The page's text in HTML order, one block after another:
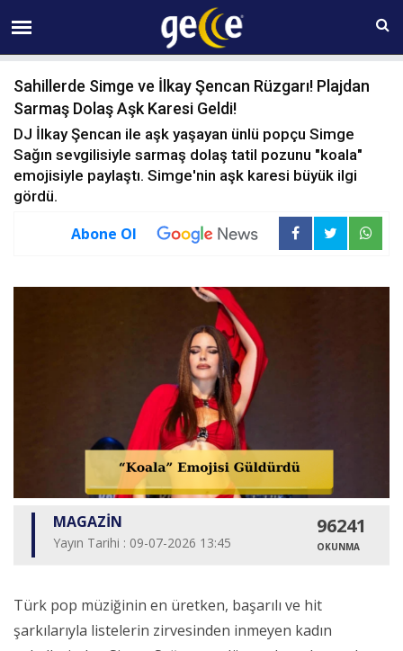
06 AĞUSTOS Perşembe 05:24
Sahillerde Simge ve İlkay Şencan Rüzgarı! Plajdan
Sarmaş Dolaş Aşk Karesi Geldi!
DJ İlkay Şencan ile aşk yaşayan ünlü popçu Simge
Sağın sevgilisiyle sarmaş dolaş tatil pozunu "koala"
emojisiyle paylaştı. Simge'nin aşk karesi büyük ilgi
gördü.
Abone Ol
MAGAZİN
Yayın Tarihi : 09-07-2026 13:45
96241
OKUNMA
Türk pop müziğinin en üretken, başarılı ve hit
şarkılarıyla listelerin zirvesinden inmeyen kadın